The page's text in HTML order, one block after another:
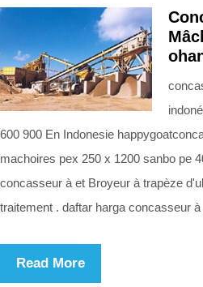
600 900 En Indonesie
machoires pex 250 x 1200 sanbo pe
concasseur à et Broyeur à trapèze
traitement . daftar harga concasseur
Read More